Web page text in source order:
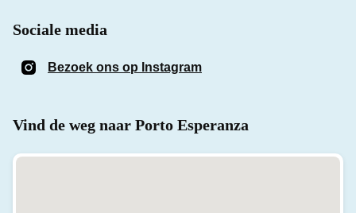
Sociale media
Bezoek ons op Instagram
Vind de weg naar Porto Esperanza